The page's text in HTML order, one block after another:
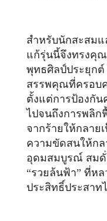
สำหรับนักสะสมแ
แก้รุ่นนี้จึงทรงคุ
พุทธศิลป์ประยุกต์
สรรพคุณที่ครอบ
ตั้งแต่การป้องกั
ไปจนถึงการพลิก
จากร้ายให้กลาย
ความขัดสนให้กล
อุดมสมบูรณ์ สมดั่
“รวยล้นฟ้า” ที่ห
ประสิทธิ์ประสาท